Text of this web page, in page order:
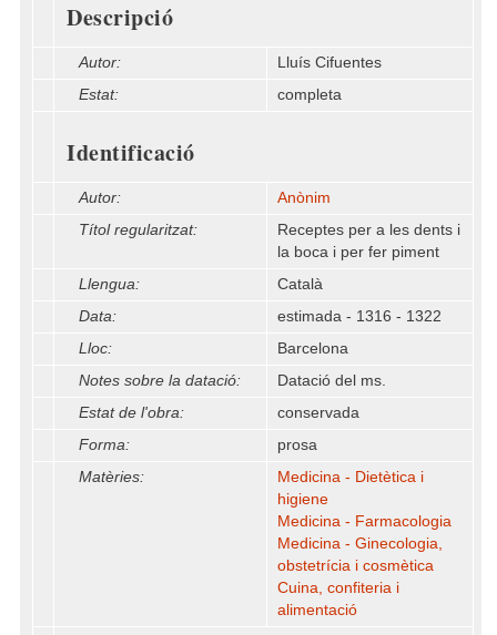
Descripció
Autor:
Lluís Cifuentes
Estat:
completa
Identificació
Autor:
Anònim
Títol regularitzat:
Receptes per a les dents i
la boca i per fer piment
Llengua:
Català
Data:
estimada - 1316 - 1322
Lloc:
Barcelona
Notes sobre la datació:
Datació del ms.
Estat de l'obra:
conservada
Forma:
prosa
Matèries:
Medicina - Dietètica i
higiene
Medicina - Farmacologia
Medicina - Ginecologia,
obstetrícia i cosmètica
Cuina, confiteria i
alimentació